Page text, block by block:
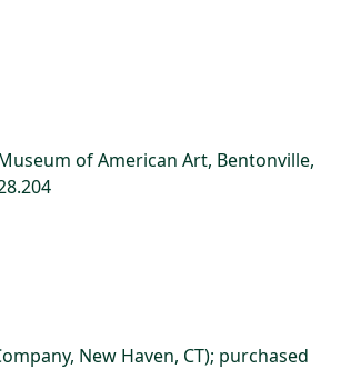
of American Art, Bentonville,
New Haven, CT); purchased